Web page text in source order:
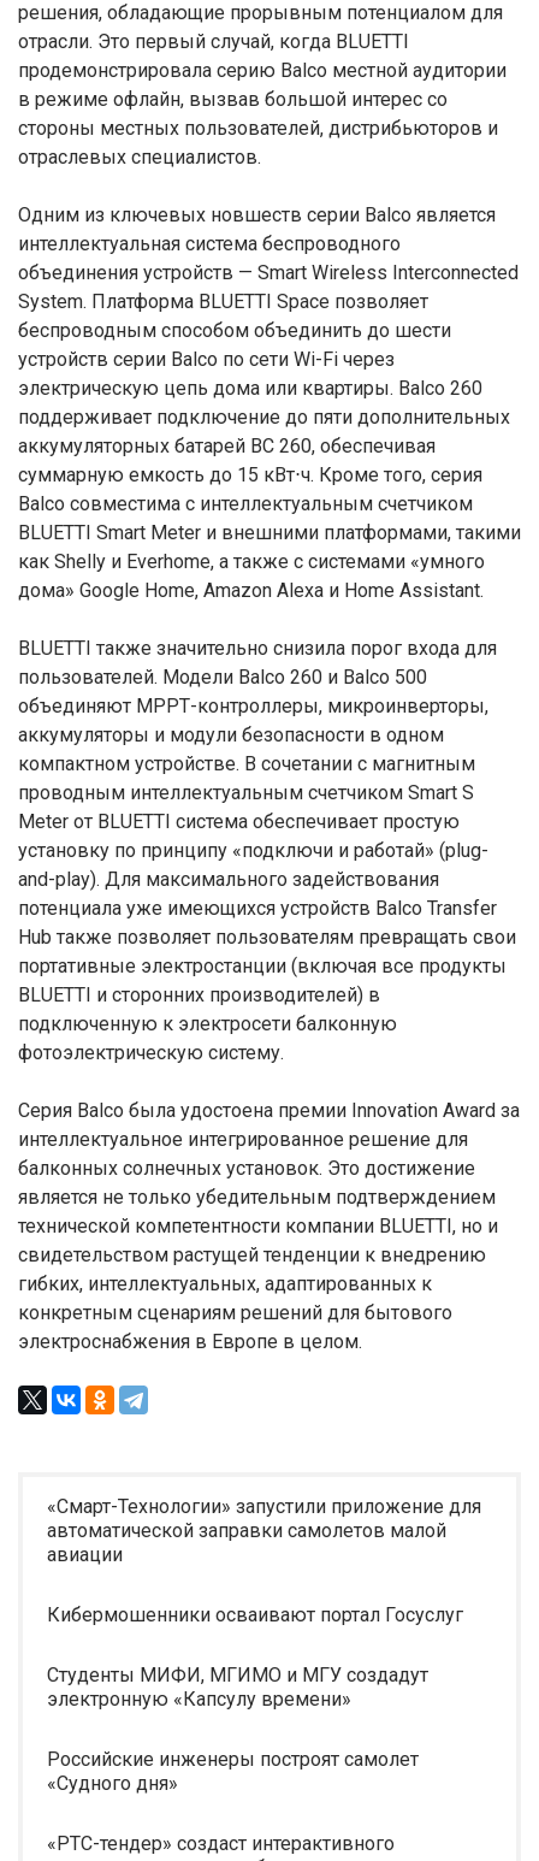
решения, обладающие прорывным потенциалом для
отрасли. Это первый случай, когда BLUETTI
продемонстрировала серию Balco местной аудитории
в режиме офлайн, вызвав большой интерес со
стороны местных пользователей, дистрибьюторов и
отраслевых специалистов.
Одним из ключевых новшеств серии Balco является
интеллектуальная система беспроводного
объединения устройств — Smart Wireless Interconnected
System. Платформа BLUETTI Space позволяет
беспроводным способом объединить до шести
устройств серии Balco по сети Wi-Fi через
электрическую цепь дома или квартиры. Balco 260
поддерживает подключение до пяти дополнительных
аккумуляторных батарей BC 260, обеспечивая
суммарную емкость до 15 кВт⋅ч. Кроме того, серия
Balco совместима с интеллектуальным счетчиком
BLUETTI Smart Meter и внешними платформами, такими
как Shelly и Everhome, а также с системами «умного
дома» Google Home, Amazon Alexa и Home Assistant.
BLUETTI также значительно снизила порог входа для
пользователей. Модели Balco 260 и Balco 500
объединяют МРРТ-контроллеры, микроинверторы,
аккумуляторы и модули безопасности в одном
компактном устройстве. В сочетании с магнитным
проводным интеллектуальным счетчиком Smart S
Meter от BLUETTI система обеспечивает простую
установку по принципу «подключи и работай» (plug-
and-play). Для максимального задействования
потенциала уже имеющихся устройств Balco Transfer
Hub также позволяет пользователям превращать свои
портативные электростанции (включая все продукты
BLUETTI и сторонних производителей) в
подключенную к электросети балконную
фотоэлектрическую систему.
Серия Balco была удостоена премии Innovation Award за
интеллектуальное интегрированное решение для
балконных солнечных установок. Это достижение
является не только убедительным подтверждением
технической компетентности компании BLUETTI, но и
свидетельством растущей тенденции к внедрению
гибких, интеллектуальных, адаптированных к
конкретным сценариям решений для бытового
электроснабжения в Европе в целом.
«Смарт-Технологии» запустили приложение для
автоматической заправки самолетов малой
авиации
Кибермошенники осваивают портал Госуслуг
Студенты МИФИ, МГИМО и МГУ создадут
электронную «Капсулу времени»
Российские инженеры построят самолет
«Судного дня»
«РТС-тендер» создаст интерактивного